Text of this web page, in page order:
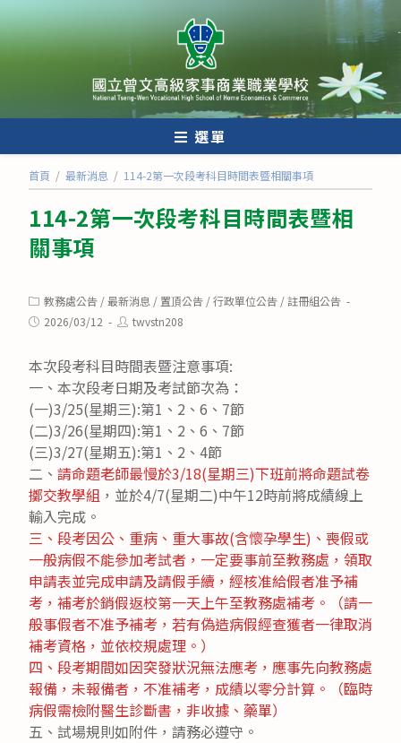
跳
轉
至
內
選單
首頁 / 最新消息 / 114-2第一次段考科目時間表暨相關事項
114-2第一次段考科目時間表暨相
關事項
Post
category:
教務處公告 /最新消息 / 置頂公告 /行政單位公告 /註冊組公告
Post2026/03/12
Posttwvstn208
本次段考科目時間表暨注意事項:
一、本次段考日期及考試節次為：
(一)3/25(星期三):第1、2、6、7節
(二)3/26(星期四):第1、2、6、7節
(三)3/27(星期五):第1、2、4節
二、 請命題老師最慢於3/18(星期三)下班前將命題試卷
擲交教學組 ，並於4/7(星期二)中午12時前將成績線上
輸入完成。
三、段考因公、重病、重大事故(含懷孕學生)、喪假或
一般病假不能參加考試者，一定要事前至教務處，領取
申請表並完成申請及請假手續，經核准給假者准予補
考，補考於銷假返校第一天上午至教務處補考。（請一
般事假者不准予補考，若有偽造病假經查獲者一律取消
補考資格，並依校規處理。）
四、段考期間如因突發狀況無法應考，應事先向教務處
報備，未報備者，不准補考，成績以零分計算。（臨時
病假需檢附醫生診斷書，非收據、藥單）
五、試場規則如附件，請務必遵守。